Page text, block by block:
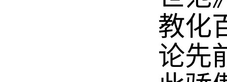
教化
论先